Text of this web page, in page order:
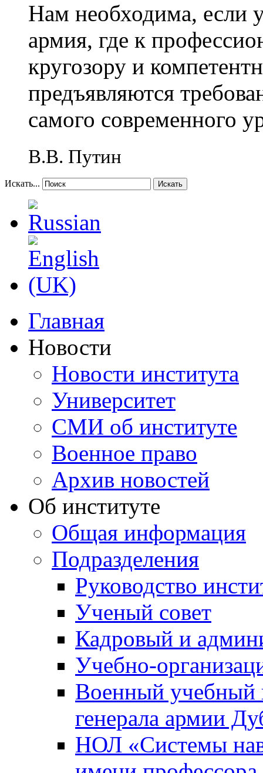
Нам необходима, если
армия, где к
кругозору и
предъявляются
самого современного
В.В. Путин
Искать... Искать
Главная
Новости
Новости института
Университет
СМИ об институте
Военное право
Архив новостей
Об институте
Общая информация
Подразделения
Руководство
Ученый совет
Кадровый и
Учебно-
Военный учебный
генерала армии
НОЛ «Системы